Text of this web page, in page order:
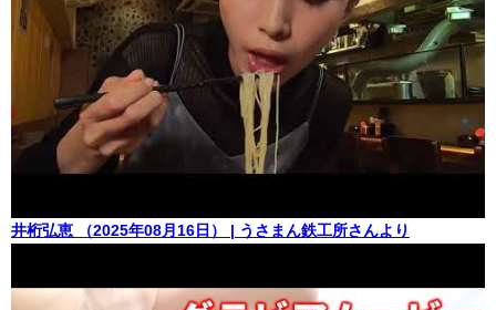
井桁弘恵 （2025年08月16日） | うさまん鉄工所さんより